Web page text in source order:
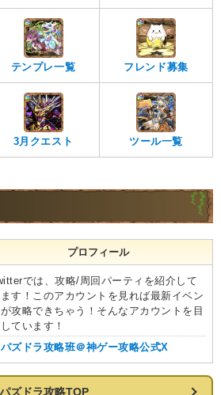
テンプレ一覧 フレンド募集
3月クエスト ツール一覧
プロフィール
では、攻略/周回パーティを紹介して
す！このアカウントを見れば最新イベン
が攻略できちゃう！そんなアカウントを目
ています！
ズドラ攻略班＠神ゲー攻略公式X
パズドラ攻略TOP